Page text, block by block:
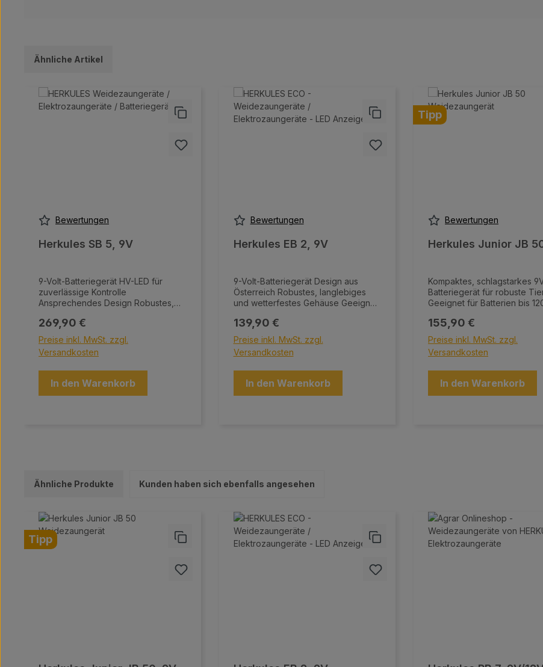
Ähnliche Artikel
Bewertungen
Herkules SB 5, 9V
9-Volt-Batteriegerät HV-LED für
zuverlässige Kontrolle
Ansprechendes Design Robustes,
Gehäuse Geeignet für empfindliche
Tiere Batteriekasten mit Einsatz für
verschiedene Batteriegrößen
Einfache Bedienung mit
Anschlussset für Zaun- und Erdkabel
(1,5 m) Erdspieß (35 cm)
Regulärer Preis:
269,90 €
Preise inkl. MwSt. zzgl.
Versandkosten
In den Warenkorb
Bewertungen
Herkules EB 2, 9V
9-Volt-Batteriegerät Design aus
Österreich Robustes, langlebiges
und wetterfestes Gehäuse Geeignet
Kleintiere und Haustiere
Batteriekasten mit Einsatz für
verschiedene Batteriegrößen
Einfache Bedienung mit
Anschlussset für Zaun- und Erdkabel
(1,5 m)
Regulärer Preis:
139,90 €
Preise inkl. MwSt. zzgl.
Versandkosten
In den Warenkorb
Tipp
Bewertungen
Herkules Junior JB
Kompaktes, schlagstarkes
Batteriegerät für robuste
Geeignet für Batterien bis
Funktionskontrolle Design aus
Österreich Robustes, langlebiges
und wetterfestes Gehäuse Gehäuse
aus recycelbarem Material Inklusive
Erdspieß (ca. 35 cm)
Regulärer Preis:
155,90 €
Preise inkl. MwSt. zzgl.
Versandkosten
In den Warenkorb
Ähnliche Produkte
Kunden haben sich ebenfalls angesehen
Tipp